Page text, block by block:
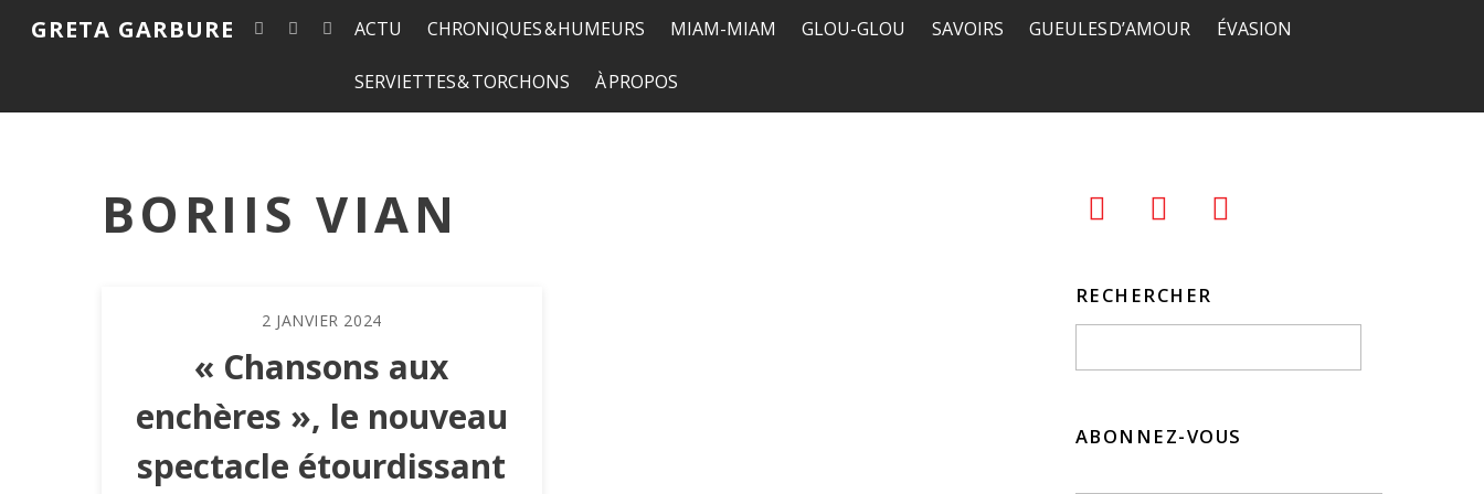
GRETA GARBURE ACTU CHRONIQUES & HUMEURS MIAM-MIAM GLOU-GLOU SAVOIRS GUEULES D’AMOUR ÉVASION
SERVIETTES & TORCHONS À PROPOS
BORIIS VIAN
2 JANVIER 2024
« Chansons aux
enchères », le nouveau
spectacle étourdissant
RECHERCHER
ABONNEZ-VOUS